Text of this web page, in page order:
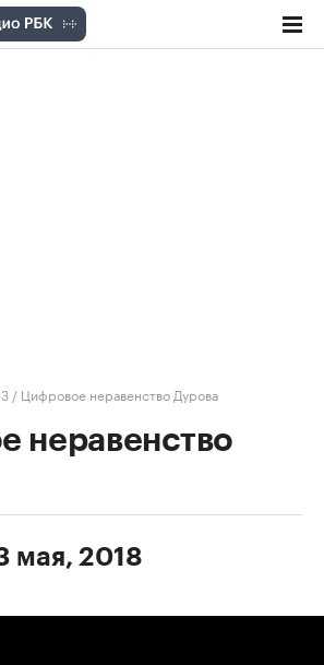
/ Цифровое неравенство Дурова
неравенство
мая, 2018